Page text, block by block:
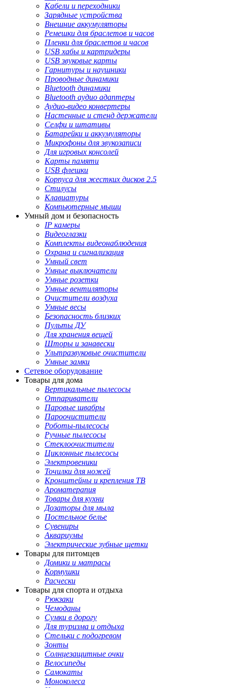
Кабели и переходники
Зарядные устройства
Внешние аккумуляторы
Ремешки для браслетов и часов
Пленки для браслетов и часов
USB хабы и картридеры
USB звуковые карты
Гарнитуры и наушники
Проводные динамики
Bluetooth динамики
Bluetooth аудио адаптеры
Аудио-видео конвертеры
Настенные и стенд держатели
Селфи и штативы
Батарейки и аккумуляторы
Микрофоны для звукозаписи
Для игровых консолей
Карты памяти
USB флешки
Корпуса для жестких дисков 2.5
Стилусы
Клавиатуры
Компьютерные мыши
Умный дом и безопасность
IP камеры
Видеоглазки
Комплекты видеонаблюдения
Охрана и сигнализация
Умный свет
Умные выключатели
Умные розетки
Умные вентиляторы
Очистители воздуха
Умные весы
Безопасность близких
Пульты ДУ
Для хранения вещей
Шторы и занавески
Ультразвуковые очистители
Умные замки
Сетевое оборудование
Товары для дома
Вертикальные пылесосы
Отпариватели
Паровые швабры
Пароочистители
Роботы-пылесосы
Ручные пылесосы
Стеклоочистители
Циклонные пылесосы
Электровеники
Точилки для ножей
Кронштейны и крепления ТВ
Ароматерапия
Товары для кухни
Дозаторы для мыла
Постельное белье
Сувениры
Аквариумы
Электрические зубные щетки
Товары для питомцев
Домики и матрасы
Кормушки
Расчески
Товары для спорта и отдыха
Рюкзаки
Чемоданы
Сумки в дорогу
Для туризма и отдыха
Стельки с подогревом
Зонты
Солнцезащитные очки
Велосипеды
Самокаты
Моноколеса